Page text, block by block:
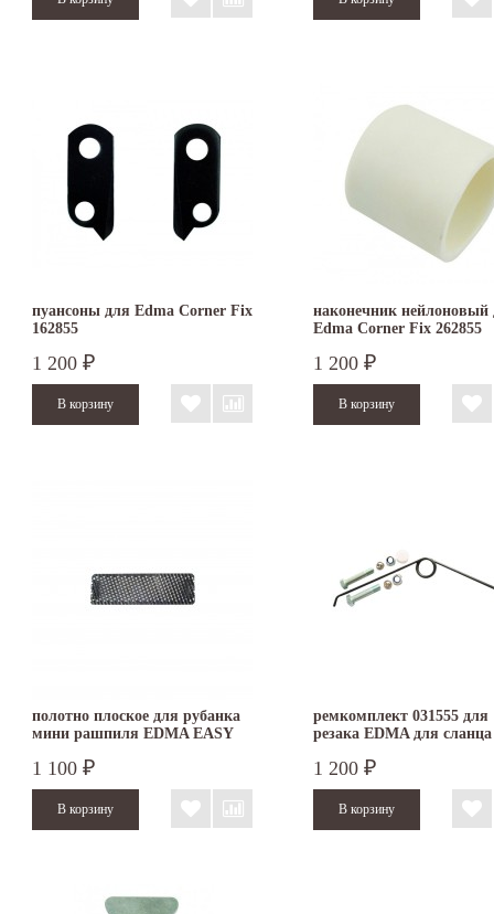
пуансоны для Edma Corner Fix
162855
1 200 ₽
наконечник нейлоновый
Edma Corner Fix 262855
1 200 ₽
полотно плоское для рубанка
мини рашпиля EDMA EASY
1 100 ₽
ремкомплект 031555 для
резака EDMA для
1 200 ₽